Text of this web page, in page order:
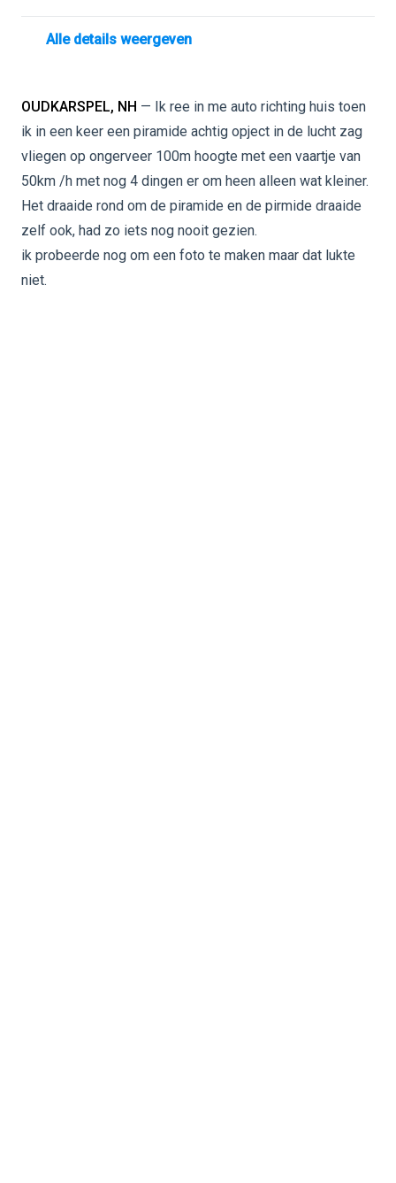
Alle details weergeven
OUDKARSPEL, NH — Ik ree in me auto richting huis toen
ik in een keer een piramide achtig opject in de lucht zag
vliegen op ongerveer 100m hoogte met een vaartje van
50km /h met nog 4 dingen er om heen alleen wat kleiner.
Het draaide rond om de piramide en de pirmide draaide
zelf ook, had zo iets nog nooit gezien.
ik probeerde nog om een foto te maken maar dat lukte
niet.